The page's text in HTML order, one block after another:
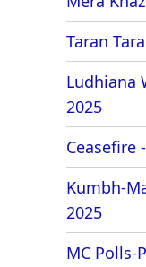
Taran
Ludhiana
2025
Ceasefire
Kumbh-
2025
MC Polls-